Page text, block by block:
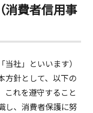
消費者信用事
社」といいます）
方針として、以下の
これを遵守すること
し、消費者保護に努